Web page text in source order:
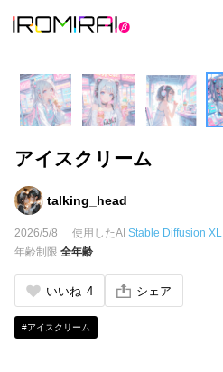
アイスクリーム
talking_head
2026/5/8 使用したAI Stable Diffusion XL
年齢制限 全年齢
いいね 4 シェア
#アイスクリーム